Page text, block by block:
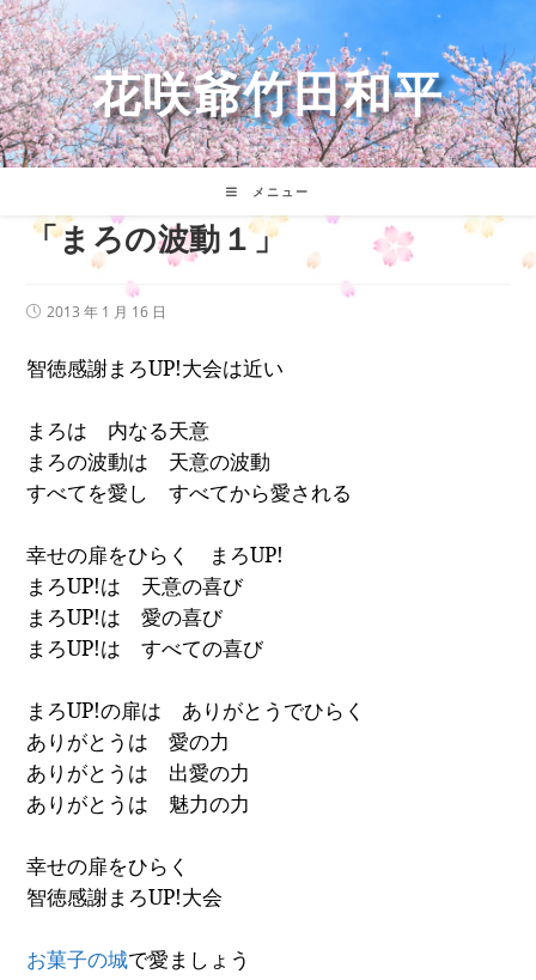
コ
ン
テ
ン
ツ
へ
ス
花咲爺竹田和平
メニュー
「まろの波動１」
投
開
日:
2013 年 1 月 16 日
智徳感謝まろUP!大会は近い
まろは 内なる天意
まろの波動は 天意の波動
すべてを愛し すべてから愛される
幸せの扉をひらく まろUP!
まろUP!は 天意の喜び
まろUP!は 愛の喜び
まろUP!は すべての喜び
まろUP!の扉は ありがとうでひらく
ありがとうは 愛の力
ありがとうは 出愛の力
ありがとうは 魅力の力
幸せの扉をひらく
智徳感謝まろUP!大会
お菓子の城で愛ましょう